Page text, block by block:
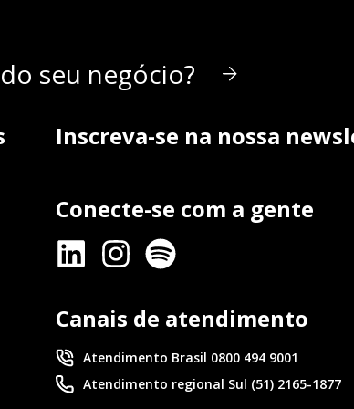
seu negócio?
Inscreva-se na nossa
Conecte-se com a gente
Canais de atendimento
Atendimento Brasil 0800 494 9001
Atendimento regional Sul (51) 2165-1877